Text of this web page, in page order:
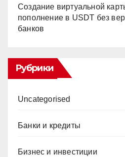
Создание виртуальной
пополнение в USDT без
банков
Рубрики
Uncategorised
Банки и кредиты
Бизнес и инвестиции